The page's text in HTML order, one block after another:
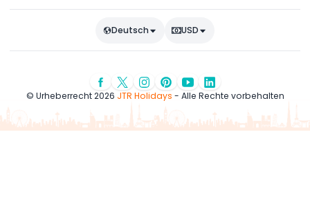
Deutsch USD
© Urheberrecht 2026 JTR Holidays - Alle Rechte vorbehalten